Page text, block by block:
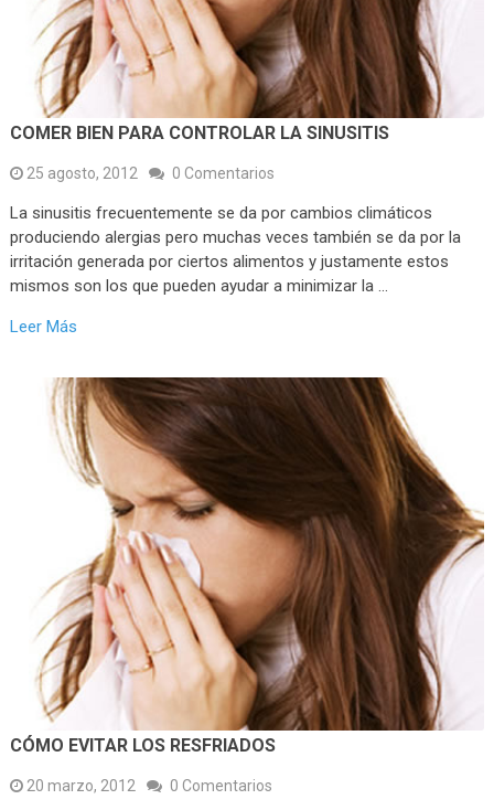
COMER BIEN PARA CONTROLAR LA SINUSITIS
25 agosto, 2012 0 Comentarios
La sinusitis frecuentemente se da por cambios climáticos
produciendo alergias pero muchas veces también se da por la
irritación generada por ciertos alimentos y justamente estos
mismos son los que pueden ayudar a minimizar la …
Leer Más
CÓMO EVITAR LOS RESFRIADOS
20 marzo, 2012 0 Comentarios